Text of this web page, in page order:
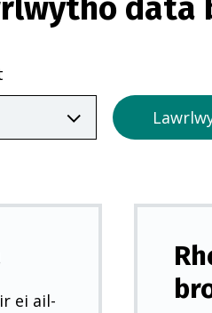
m
t
a
e
y
d
data
ei ail-